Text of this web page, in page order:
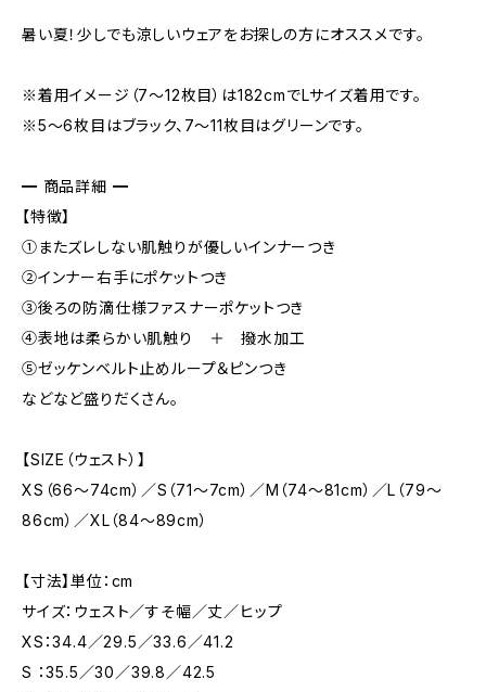
暑い夏！少しでも涼しいウェアをお探しの方にオススメです。
※着用イメージ（7～12枚目）は182cmでLサイズ着用です。
※5～6枚目はブラック、7～11枚目はグリーンです。
━ 商品詳細 ━
【特徴】
①またズレしない肌触りが優しいインナーつき
②インナー右手にポケットつき
③後ろの防滴仕様ファスナーポケットつき
④表地は柔らかい肌触り ＋ 撥水加工
⑤ゼッケンベルト止めループ＆ピンつき
などなど盛りだくさん。
【SIZE（ウェスト）】
XS（66～74cm）／S（71～7cm）／M（74～81cm）／L（79～
86cm）／XL（84～89cm）
【寸法】単位：cm
サイズ：ウェスト／すそ幅／丈／ヒップ
XS：34.4／29.5／33.6／41.2
S ：35.5／30／39.8／42.5